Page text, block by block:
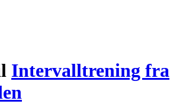
Intervalltrening fra